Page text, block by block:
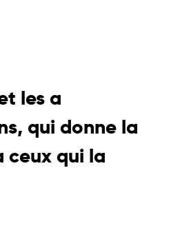
les a
qui donne la
ceux qui la